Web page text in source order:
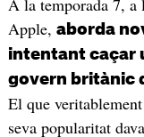
Apple, aborda
intentant caçar
govern britànic
El que
seva popularitat